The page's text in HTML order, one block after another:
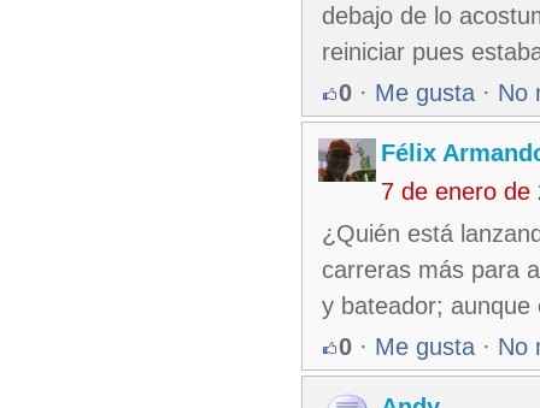
debajo de lo
reiniciar pues
0 · Me gusta · No
Félix
7 de enero de
¿Quién está
carreras más para
y bateador;
0 · Me gusta · No